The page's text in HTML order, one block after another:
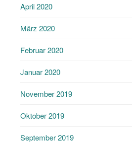
April 2020
März 2020
Februar 2020
Januar 2020
November 2019
Oktober 2019
September 2019